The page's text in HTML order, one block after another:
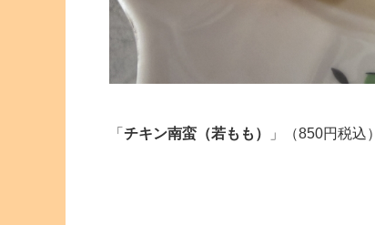
「 チキン南蛮（若もも） 」（850円税込）